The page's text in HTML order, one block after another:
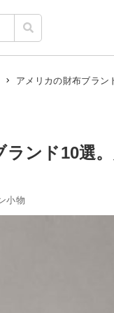
アメリカの財布ブラン
ンド10選
小物